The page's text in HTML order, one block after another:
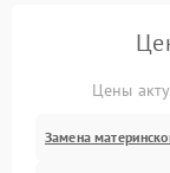
Цены
Замена